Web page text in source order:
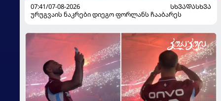
07:41/07-08-2026
ᲡᲮᲕᲐᲓᲐᲡᲮᲕᲐ
ურუგვაის ნაკრები დიეგო ფორლანს ჩააბარეს